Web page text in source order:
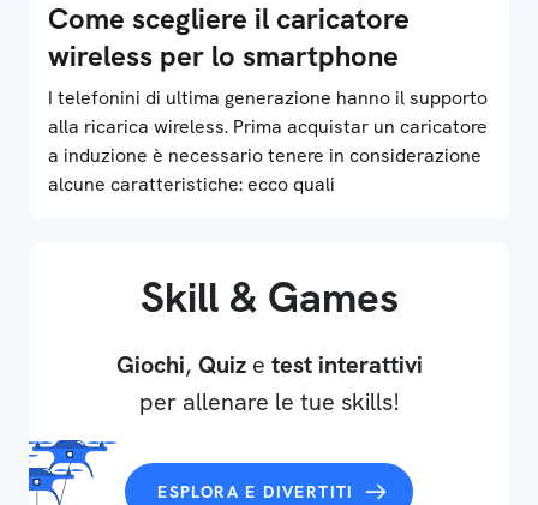
Come scegliere il caricatore
wireless per lo smartphone
I telefonini di ultima generazione hanno il supporto
alla ricarica wireless. Prima acquistar un caricatore
a induzione è necessario tenere in considerazione
alcune caratteristiche: ecco quali
Skill & Games
Giochi, Quize test interattivi
per allenare le tue skills!
ESPLORA E DIVERTITI